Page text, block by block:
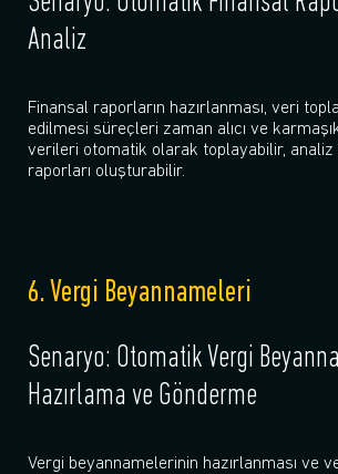
Analiz
Finansal raporların hazırlanması, veri
edilmesi süreçleri zaman alıcı ve
verileri otomatik olarak toplayabilir, analiz
raporları oluşturabilir.
6. Vergi Beyannameleri
Senaryo: Otomatik Vergi
Hazırlama ve Gönderme
Vergi beyannamelerinin hazırlanması ve